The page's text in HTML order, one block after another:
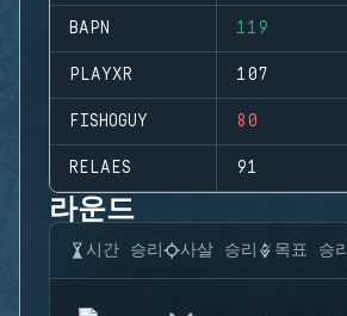
BAPN 119
PLAYXR 107
FISHOGUY 80
RELAES 91
라운드
시간 승리 사살 승리 목표 승리